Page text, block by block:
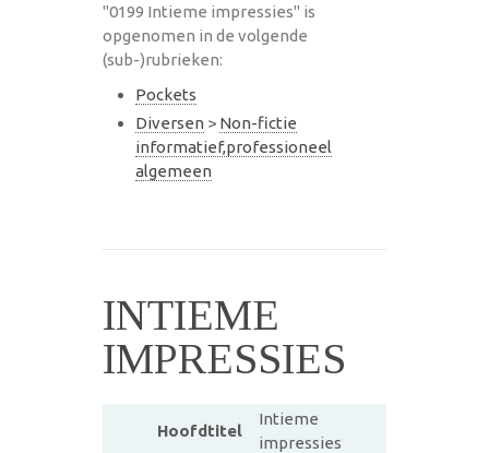
"0199 Intieme impressies" is
opgenomen in de volgende
(sub-)rubrieken:
Pockets
Diversen > Non-fictie
informatief,professioneel
algemeen
INTIEME
IMPRESSIES
Hoofdtitel
Intieme
impressies